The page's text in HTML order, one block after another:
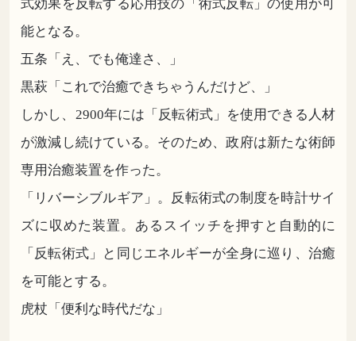
式効果を反転する応用技の「術式反転」の使用が可
能となる。
五条「え、でも俺達さ、」
黒萩「これで治癒できちゃうんだけど、」
しかし、2900年には「反転術式」を使用できる人材
が激減し続けている。そのため、政府は新たな術師
専用治癒装置を作った。
「リバーシブルギア」。反転術式の制度を時計サイ
ズに収めた装置。あるスイッチを押すと自動的に
「反転術式」と同じエネルギーが全身に巡り、治癒
を可能とする。
虎杖「便利な時代だな」